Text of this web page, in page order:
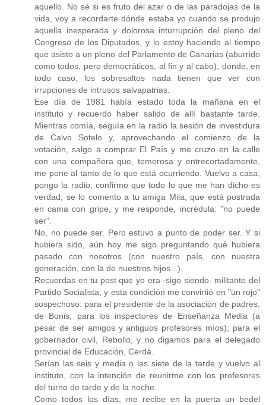
aquello. No sé si es fruto del azar o de las paradojas de la
vida, voy a recordarte dónde estaba yo cuando se produjo
aquella inesperada y dolorosa inturrupción del pleno del
Congreso de los Diputados, y lo estoy haciendo al tiempo
que asisto a un pleno del Parlamento de Canarias (aburrido
como todos, pero democráticos, al fin y al cabo), donde, en
todo caso, los sobresaltos nada tienen que ver con
irrupciones de intrusos salvapatrias.
Ese día de 1981 había estado toda la mañana en el
instituto y recuerdo haber salido de allí bastante tarde.
Mientras comía, seguía en la radio la sesión de investidura
de Calvo Sotelo y, aprovechando el comienzo de la
votación, salgo a comprar El País y me cruzo en la calle
con una compañera que, temerosa y entrecortadamente,
me pone al tanto de lo que está ocurriendo. Vuelvo a casa;
pongo la radio; confirmo que todo lo que me han dicho es
verdad; se lo comento a tu amiga Mila, que está postrada
en cama con gripe, y me responde, incrédula: "no puede
ser".
No, no puede ser. Pero estuvo a punto de poder ser. Y si
hubiera sido, aún hoy me sigo preguntando qué hubiera
pasado con nosotros (con nuestro país, con nuestra
generación, con la de nuestros hijos...).
Recuerdas en tu post que yo era -sigo siendo- militante del
Partido Socialista, y esta condición me convirtió en "un rojo"
sospechoso: para el presidente de la asociación de padres,
de Bonis; para los inspectores de Enseñanza Media (a
pesar de ser amigos y antiguos profesores míos); para el
gobernador civil, Rebollo, y no digamos para el delegado
provincial de Educación, Cerdá.
Serían las seis y media o las siete de la tarde y vuelvo al
instituto, con la intención de reunirme con los profesores
del turno de tarde y de la noche.
Como todos los días, me recibe en la puerta un bedel